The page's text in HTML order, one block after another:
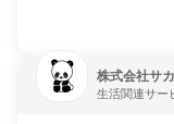
株式会社サ
生活関連サー